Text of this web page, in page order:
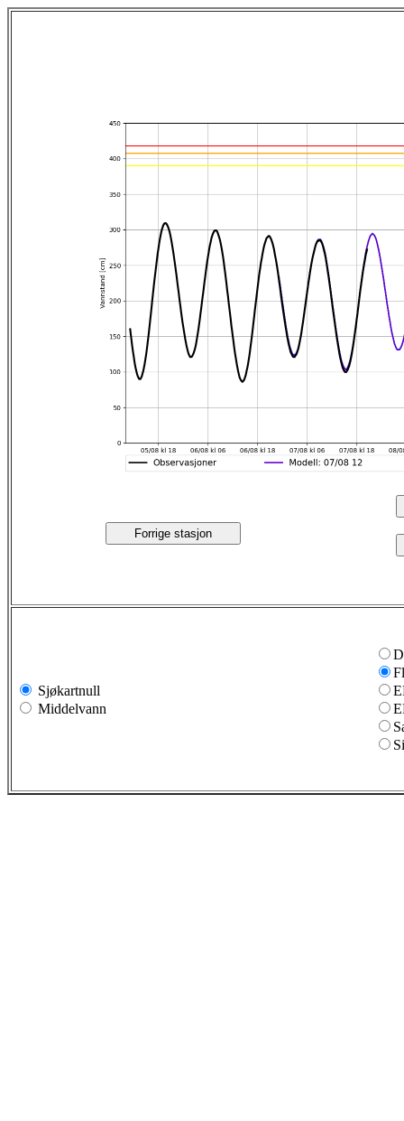
Forrige stasjon
Sjøkartnull
Middelvann